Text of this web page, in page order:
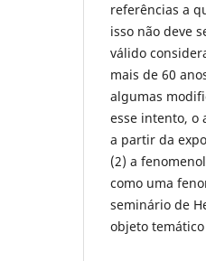
referências a
isso não deve
válido
mais de 60
algumas
esse intento, o
a partir da
(2) a
como uma
seminário de
objeto